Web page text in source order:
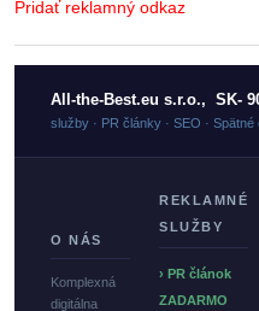
Pridať reklamný odkaz
All-the-Best.eu s.r.o., SK-
služby · PR články · SEO ·
O NÁS
Komplexná
digitálna
REKLAMNÉ
SLUŽBY
› PR článok
ZADARMO